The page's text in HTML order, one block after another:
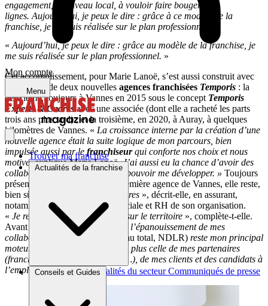
Mon compte
Menu
Trouver ma franchise
Actualités de la franchise
Brèves et actus Actualités du secteur Communiqués de presse
Conseils et Guides
engagement, au niveau local, à vouloir faire bouger les
lignes. Aujourd’hui, je peux le dire : grâce à ce modèle de la
franchise, je me suis réalisée sur le plan professionnel.
« Aujourd’hui, je peux le dire : grâce au modèle de la franchise, je
me suis réalisée sur le plan professionnel. »
Cet accomplissement, pour Marie Lanoë, s’est aussi construit avec
l’ouverture de deux nouvelles agences franchisées Temporis : la
deuxième, toujours à Vannes en 2015 sous le concept Temporis
Experts & Cadres avec une associée (dont elle a racheté les parts
trois ans plus tard) ; et la troisième, en 2020, à Auray, à quelques
kilomètres de Vannes. « La croissance interne par la création d’une
nouvelle agence était la suite logique de mon parcours, bien
impulsée aussi par le franchiseurqui conforte nos choix et nous
motive,explique Marie Lanoë.J’ai aussi eu la chance d’avoir des
collaborateurs assez mûrs pour pouvoir me développer. » Toujours
présente au quotidien dans sa première agence de Vannes, elle reste,
bien sûr, «
pilote des trois structures », décrit-elle, en assurant,
notamment, la conduite commerciale et RH de son organisation.
« Je représente aussi l’enseigne sur le territoire », complète-t-elle.
Avant d’ajouter : «La réussite et l’épanouissement de mes
collaborateurs
(ils sont dix-huit au total, NDLR) reste mon principal
moteur. Mais je n’oublie pas non plus celle de mes partenaires
(franchiseur, entreprises locales…), de mes clients et des candidats à
l’emploi.»